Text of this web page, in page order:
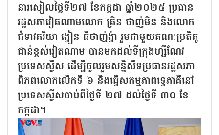
នារសៀលថ្ងៃទី២៧ ខែកក្កដា ឆ្នាំ២០២៥ ប្រធាន
រដ្ឋសភាវៀតណាមលោក ត្រិន ថាញ់មិន និងលោក
ជំទាវភរិយា ង្វៀន ធីថាញ់ង្វ៉ា រួមជាមួយគណៈប្រតិភូ
ជាន់ខ្ពស់វៀតណាម បានមកដល់ទីក្រុងហ្សឺណែវ
ប្រទេសស្វីស ដើម្បីចូលរួមសន្និសីទប្រធានរដ្ឋសភា
ពិភពលោកលើកទី ៦ និងធ្វើសកម្មភាពទ្វេភាគីនៅ
ប្រទេសស្វីសចាប់ពីថ្ងៃទី ២៧ ដល់ថ្ងៃទី ៣០ ខែ
កក្កដា។